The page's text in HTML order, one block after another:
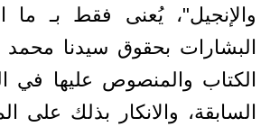
والإنجيل"، يُعنى فقط بـ
البشارات بحقوق سيدنا
الكتاب والمنصوص عليها في
السابقة، والانكار بذلك على